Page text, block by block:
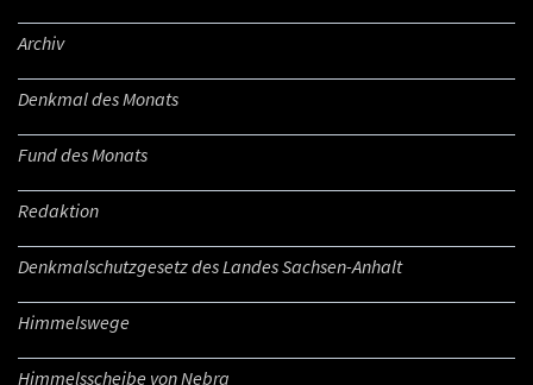
Archiv
Denkmal des Monats
Fund des Monats
Redaktion
Denkmalschutzgesetz des Landes Sachsen-Anhalt
Himmelswege
Himmelsscheibe von Nebra